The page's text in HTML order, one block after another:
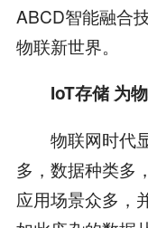
ABCD智能融合
物联新世界。
IoT存储 为
物联网时代显
多，数据种类多
应用场景众多，